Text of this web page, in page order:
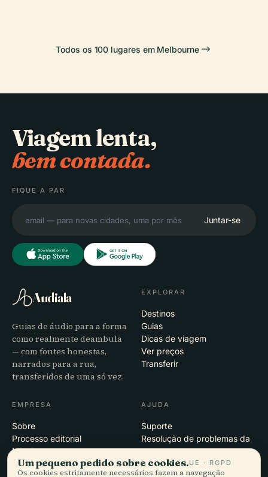
Todos os 100 lugares em Melbourne
Viagem lenta,
bem contada.
FIQUE A PAR
Juntar-se
Audiala
Guias de áudio para a forma
como realmente deambula
— com fontes honestas,
narrados para a rua,
transferidos de uma só vez.
EXPLORAR
Destinos
Guias
Dicas de viagem
Ver preços
Transferir
EMPRESA
Sobre
Processo editorial
Missão
AJUDA
Suporte
Resolução de problemas da
app
Contacto
Um pequeno pedido sobre cookies.UE · RGPD
Os cookies estritamente necessários fazem a navegação